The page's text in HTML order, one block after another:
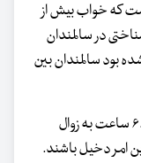
که خواب بیش از
در سالمندان
بود سالمندان بین
البته نمی‌توان با قطعیت گفت خواب بیش از ۶.۵ ساعت به زوال
امر دخیل باشند.